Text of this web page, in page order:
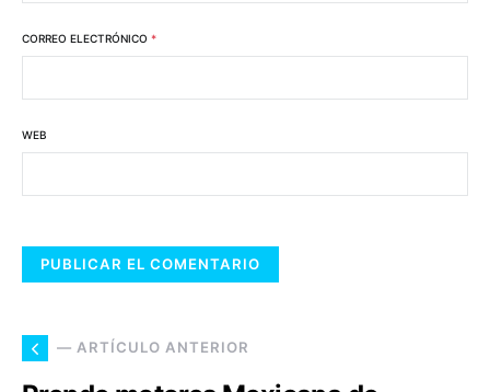
CORREO ELECTRÓNICO *
WEB
— ARTÍCULO ANTERIOR